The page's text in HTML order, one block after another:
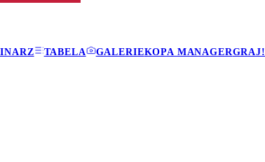
TABELA GALERIEKOPA MANAGERGRAJ!